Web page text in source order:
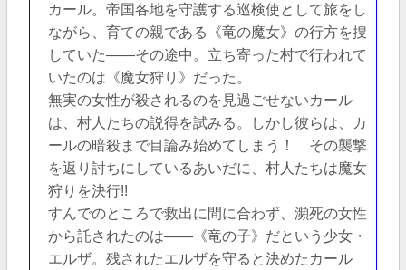
カール。帝国各地を守護する巡検使として旅をし
ながら、育ての親である《竜の魔女》の行方を捜
していた――その途中。立ち寄った村で行われて
いたのは《魔女狩り》だった。
無実の女性が殺されるのを見過ごせないカール
は、村人たちの説得を試みる。しかし彼らは、カ
ールの暗殺まで目論み始めてしまう！ その襲撃
を返り討ちにしているあいだに、村人たちは魔女
狩りを決行!!
すんでのところで救出に間に合わず、瀕死の女性
から託されたのは――《竜の子》だという少女・
エルザ。残されたエルザを守ると決めたカール